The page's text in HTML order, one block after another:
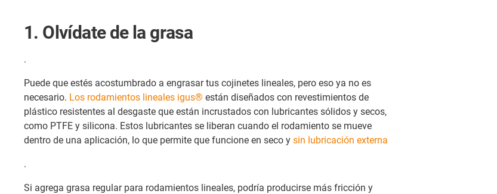
1. Olvídate de la grasa
.
Puede que estés acostumbrado a engrasar tus cojinetes lineales, pero eso ya no es
necesario. Los rodamientos lineales igus® están diseñados con revestimientos de
plástico resistentes al desgaste que están incrustados con lubricantes sólidos y secos,
como PTFE y silicona. Estos lubricantes se liberan cuando el rodamiento se mueve
dentro de una aplicación, lo que permite que funcione en seco y sin lubricación externa
.
Si agrega grasa regular para rodamientos lineales, podría producirse más fricción y